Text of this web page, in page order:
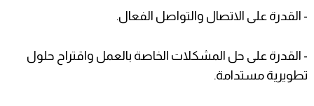
- القدرة على الاتصال والتواصل الفعال.
- القدرة على حل المشكلات الخاصة بالعمل واقتراح حلول
تطويرية مستدامة.